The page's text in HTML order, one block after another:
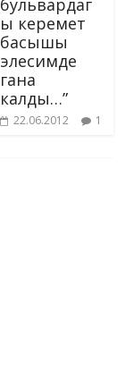
бульвардаг
ы керемет
басышы
элесимде
гана
калды…”
22.06.2012 1